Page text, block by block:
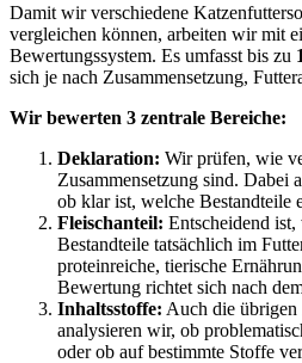
Damit wir verschiedene
vergleichen können, arbeiten wir mit
Bewertungssystem. Es umfasst bis zu
sich je nach Zusammensetzung,
Wir bewerten 3 zentrale Bereiche:
Deklaration: Wir prüfen, wie
Zusammensetzung sind. Dabei
ob klar ist, welche Bestandteile
Fleischanteil: Entscheidend
Bestandteile tatsächlich im
proteinreiche, tierische
Bewertung richtet sich nach
Inhaltsstoffe: Auch die
analysieren wir, ob
oder ob auf bestimmte Stoffe